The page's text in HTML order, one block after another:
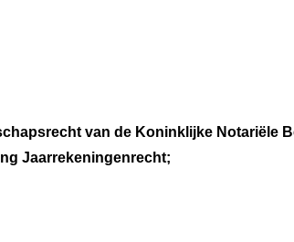
van de Koninklijke Notariële
Jaarrekeningenrecht;